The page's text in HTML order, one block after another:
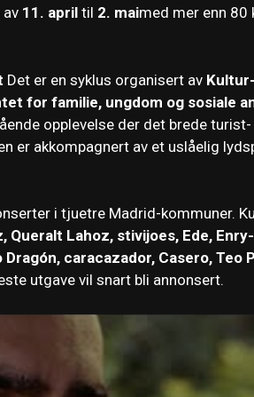
av 11. april til 2. maimed mer enn 80
Det er en syklus organisert av
for familie, ungdom og sosiale
opplevelse der det brede
er akkompagnert av et uslåelig
i tjuetre Madrid-kommuner.
Queralt Lahoz, stivijoes, Ede,
caracazador, Casero, Teo
utgave vil snart bli annonsert.